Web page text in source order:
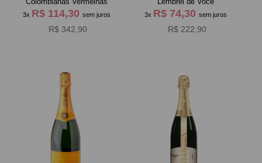
3x R$ 114,30sem juros
R$ 342,90
3x R$ 74,30sem juros
R$ 222,90